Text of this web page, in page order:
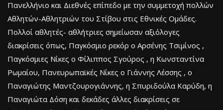
Πανελλήνιο και Διεθνές επίπεδο με την συμμετοχή πολλών
Αθλητών-Αθλητριών του Στίβου στις Εθνικές Ομάδες.
Πολλοί αθλητές- αθλήτριες σημείωσαν αξιόλογες
διακρίσεις όπως, Παγκόσμιο ρεκόρ ο Αρσένης Τσιμίνος ,
Παγκόσμιες Νίκες ο Φίλιππος Σγούρος , η Κωνσταντίνα
Ρωμαίου, Πανευρωπαϊκές Νίκες ο Γιάννης Λέσσης , ο
Παναγιώτης Μαντζουρογιάννης, η Σπυριδούλα Καρύδη, η
Παναγιώτα Δόση και δεκάδες άλλες διακρίσεις σε